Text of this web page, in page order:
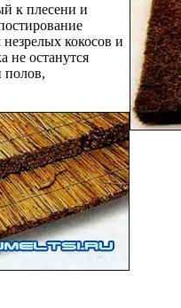
к плесени и
кокосов и
не останутся
полов,